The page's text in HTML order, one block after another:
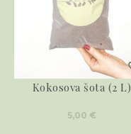
Kokosova šota (2 L)
5,00 €